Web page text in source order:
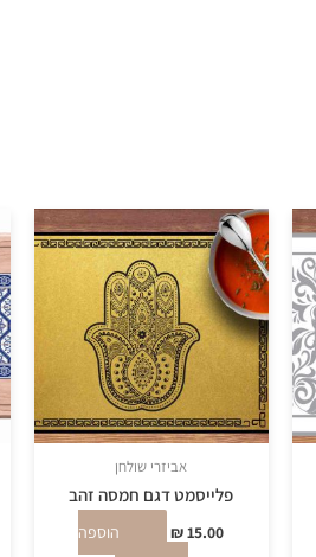
אביזרי שולחן
פלייסמט דגם חמסה זהב
₪15.00
הוספה